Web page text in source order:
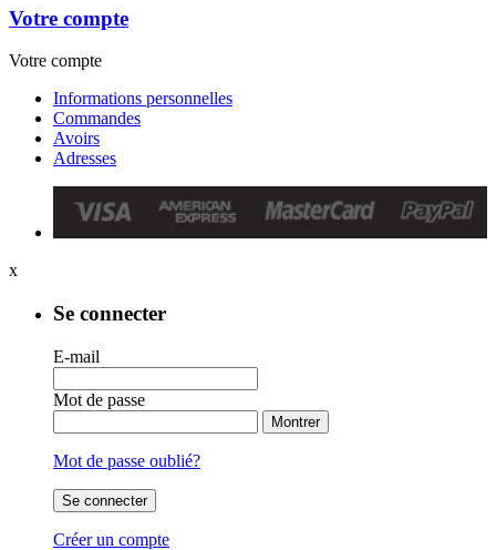
Votre compte
Votre compte
Informations personnelles
Commandes
Avoirs
Adresses
x
Se connecter
E-mail
Mot de passe
Montrer
Mot de passe oublié?
Se connecter
Créer un compte